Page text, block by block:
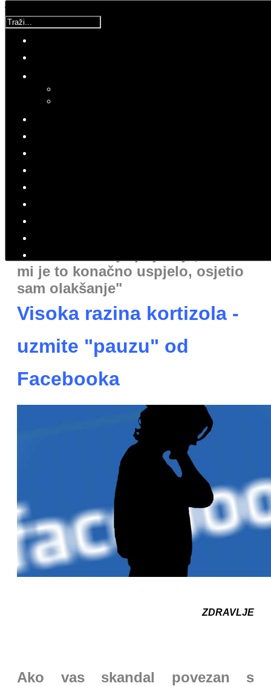
Traži...
Molimo ocijenite
ZDRAVLJE
UCM
"Nije mi uspijevalo odustati od
društvene mreže jer sam uživao u
sve većem broju prijatelja, a kad
mi je to konačno uspjelo, osjetio
sam olakšanje"
Visoka razina kortizola -
uzmite "pauzu" od
Facebooka
ZDRAVLJE
Ako vas skandal povezan s